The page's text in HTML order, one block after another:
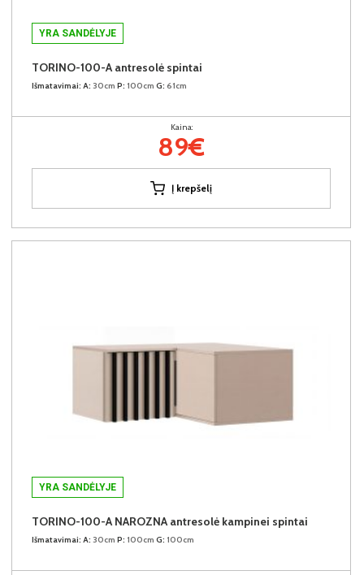
YRA SANDĖLYJE
TORINO-100-A antresolė spintai
Išmatavimai: A: 30cm P: 100cm G: 61cm
Kaina:
89€
Į krepšelį
YRA SANDĖLYJE
TORINO-100-A NAROZNA antresolė kampinei spintai
Išmatavimai: A: 30cm P: 100cm G: 100cm